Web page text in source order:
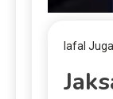
lafal Juga